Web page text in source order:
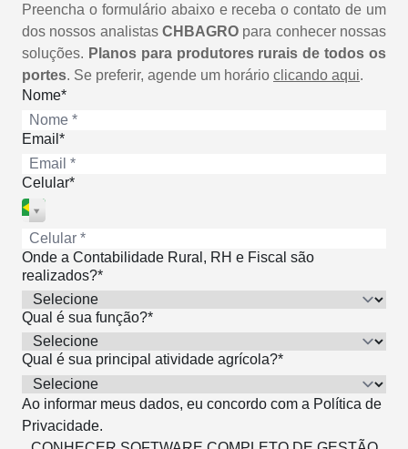
Preencha o formulário abaixo e receba o contato de um
dos nossos analistas CHBAGRO para conhecer nossas
soluções. Planos para produtores rurais de todos os
portes. Se preferir, agende um horário clicando aqui.
Nome*
Email*
Celular*
Onde a Contabilidade Rural, RH e Fiscal são
realizados?*
Qual é sua função?*
Qual é sua principal atividade agrícola?*
Ao informar meus dados, eu concordo com a Política de
Privacidade.